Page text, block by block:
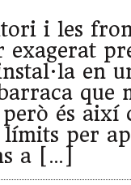
i les
exagerat
en
que
és així
límits per
a […]